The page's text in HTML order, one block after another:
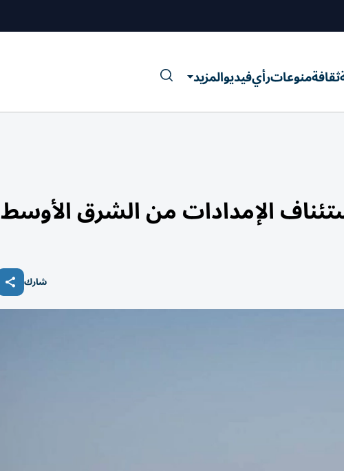
ثقافةمنوعاترأيفيديوالمزيد
الإمدادات من الشرق الأوسط
شارك